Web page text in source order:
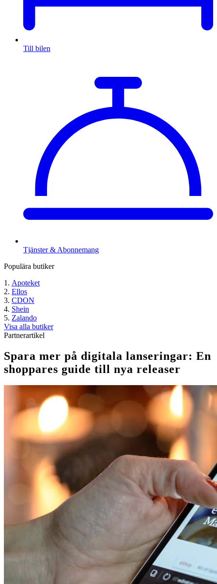
Till bilen
Tjänster & Abonnemang
Populära butiker
Apoteket
Ellos
CDON
Shein
Zalando
Visa alla butiker
Partnerartikel
Spara‍‌‍‍‌ mer på digitala lanseringar: En
shoppares guide till nya releaser